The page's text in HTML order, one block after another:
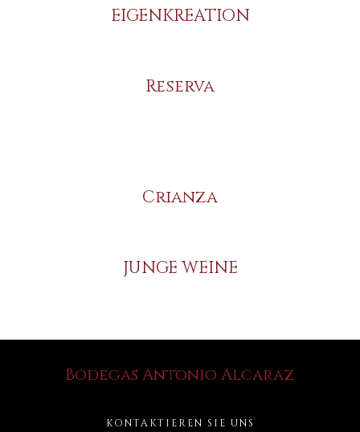
EIGENKREATION
Reserva
Crianza
JUNGE WEINE
Bodegas Antonio Alcaraz
KONTAKTIEREN SIE UNS